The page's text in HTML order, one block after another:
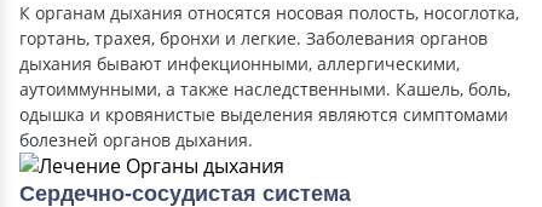
К органам дыхания относятся носовая полость, носоглотка,
гортань, трахея, бронхи и легкие. Заболевания органов
дыхания бывают инфекционными, аллергическими,
аутоиммунными, а также наследственными. Кашель, боль,
одышка и кровянистые выделения являются симптомами
болезней органов дыхания.
Сердечно-сосудистая система